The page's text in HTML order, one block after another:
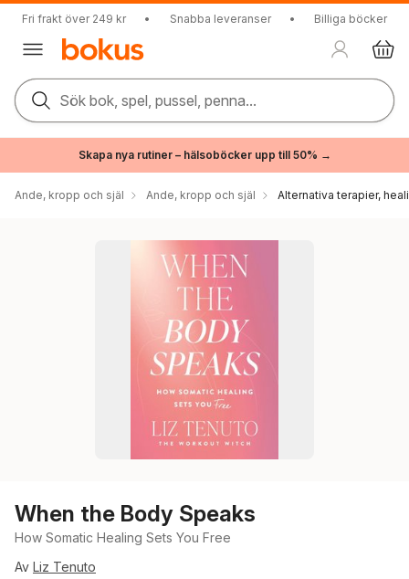
Fri frakt över 249 kr • Snabba leveranser • Billiga böcker
Sök bok, spel, pussel, penna...
Skapa nya rutiner – hälsoböcker upp till 50% →
Ande, kropp och själ Ande, kropp och själ Alternativa terapier,
When the Body Speaks
How Somatic Healing Sets You Free
Av Liz Tenuto